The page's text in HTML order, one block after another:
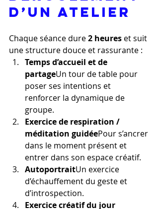
d’un atelier
Chaque séance dure 2 heures et suit
une structure douce et rassurante :
Temps d’accueil et de
partageUn tour de table pour
poser ses intentions et
renforcer la dynamique de
groupe.
Exercice de respiration /
méditation guidéePour s’ancrer
dans le moment présent et
entrer dans son espace créatif.
AutoportraitUn exercice
d’échauffement du geste et
d’introspection.
Exercice créatif du jour